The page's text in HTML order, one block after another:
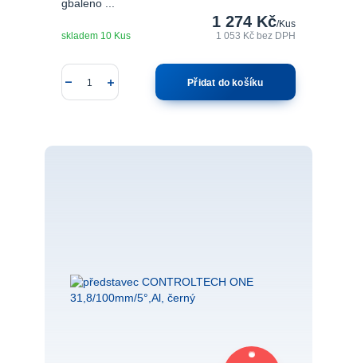
gbaleno ...
1 274 Kč/Kus
1 053 Kč bez DPH
skladem 10 Kus
Přidat do košíku